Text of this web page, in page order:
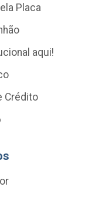
Placa
aqui!
Crédito